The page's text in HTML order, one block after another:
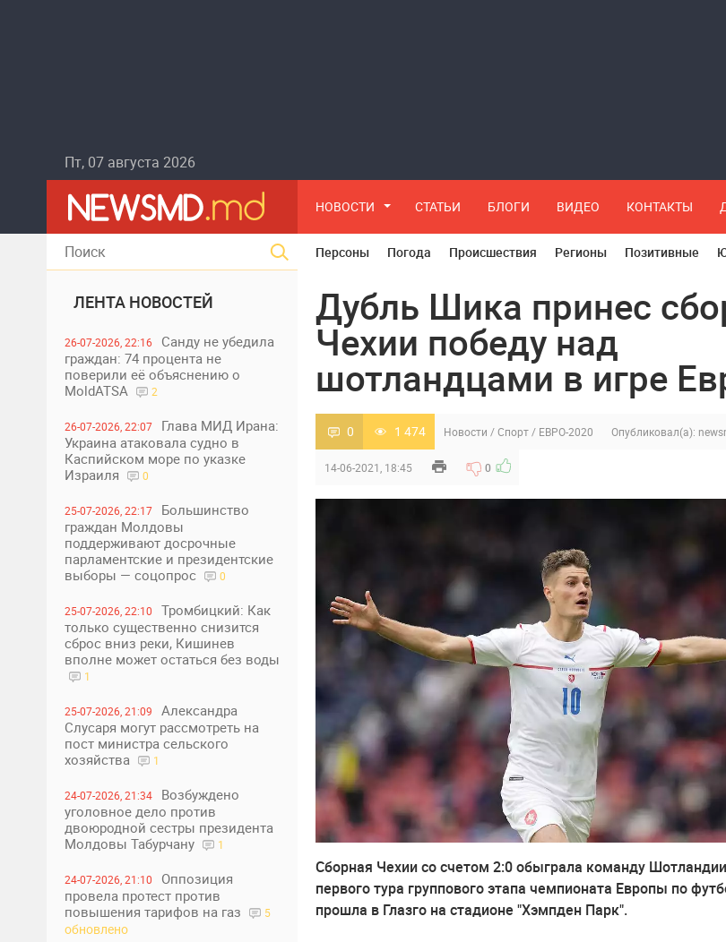
Пт, 07 августа 2026
НОВОСТИ СТАТЬИ БЛОГИ ВИДЕО КОНТАКТЫ
ЛЕНТА НОВОСТЕЙ
26-07-2026, 22:16
Санду не убедила
граждан: 74 процента не
поверили её объяснению о
MoldATSA
2
26-07-2026, 22:07
Глава МИД Ирана:
Украина атаковала судно в
Каспийском море по указке
Израиля
0
25-07-2026, 22:17
Большинство
граждан Молдовы
поддерживают досрочные
парламентские и президентские
выборы — соцопрос
0
25-07-2026, 22:10
Тромбицкий: Как
только существенно снизится
сброс вниз реки, Кишинев
вполне может остаться без воды
1
25-07-2026, 21:09
Александра
Слусаря могут рассмотреть на
пост министра сельского
хозяйства
1
24-07-2026, 21:34
Возбуждено
уголовное дело против
двоюродной сестры президента
Молдовы Табурчану
1
24-07-2026, 21:10
Оппозиция
провела протест против
повышения тарифов на газ
5
обновлено
Персоны Погода Происшествия Регионы Позитивные
Дубль Шика принес
Чехии победу над
шотландцами в игре
0 1 474 Новости /Спорт / ЕВРО-2020 Опубликовал(а):
14-06-2021, 18:45 0
Сборная Чехии со счетом 2:0 обыграла команду
первого тура группового этапа чемпионата Европы по
прошла в Глазго на стадионе "Хэмпден Парк".